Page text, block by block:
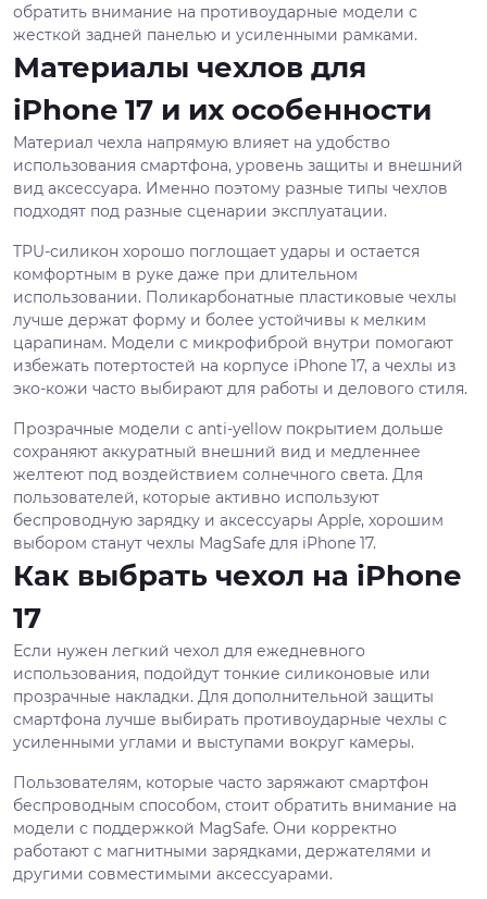
обратить внимание на противоударные модели с
жесткой задней панелью и усиленными рамками.
Материалы чехлов для
iPhone 17 и их особенности
Материал чехла напрямую влияет на удобство
использования смартфона, уровень защиты и внешний
вид аксессуара. Именно поэтому разные типы чехлов
подходят под разные сценарии эксплуатации.
TPU-силикон хорошо поглощает удары и остается
комфортным в руке даже при длительном
использовании. Поликарбонатные пластиковые чехлы
лучше держат форму и более устойчивы к мелким
царапинам. Модели с микрофиброй внутри помогают
избежать потертостей на корпусе iPhone 17, а чехлы из
эко-кожи часто выбирают для работы и делового стиля.
Прозрачные модели с anti-yellow покрытием дольше
сохраняют аккуратный внешний вид и медленнее
желтеют под воздействием солнечного света. Для
пользователей, которые активно используют
беспроводную зарядку и аксессуары Apple, хорошим
выбором станут чехлы MagSafe для iPhone 17.
Как выбрать чехол на iPhone
17
Если нужен легкий чехол для ежедневного
использования, подойдут тонкие силиконовые или
прозрачные накладки. Для дополнительной защиты
смартфона лучше выбирать противоударные чехлы с
усиленными углами и выступами вокруг камеры.
Пользователям, которые часто заряжают смартфон
беспроводным способом, стоит обратить внимание на
модели с поддержкой MagSafe. Они корректно
работают с магнитными зарядками, держателями и
другими совместимыми аксессуарами.